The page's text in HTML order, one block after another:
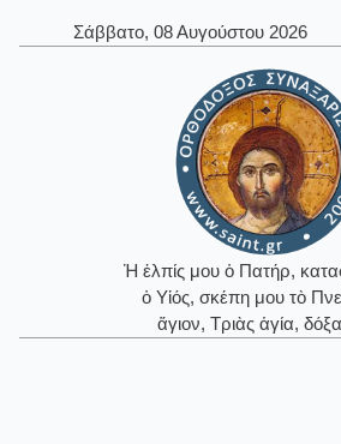
Σάββατο, 08 Αυγούστου 2026
Ἡ ἐλπίς μου ὁ Πατήρ,
ὁ Υἱός, σκέπη μου τὸ
ἅγιον, Τριὰς ἁγία,